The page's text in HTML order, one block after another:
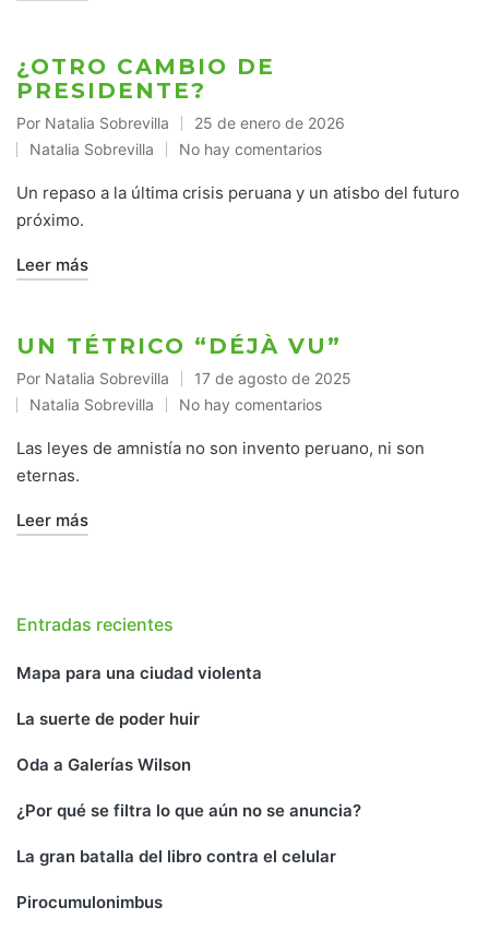
¿OTRO CAMBIO DE
PRESIDENTE?
Publicado
por
Por Natalia Sobrevilla 25 de enero de 2026
Publicado
en
Natalia Sobrevilla No hay comentarios
Un repaso a la última crisis peruana y un atisbo del futuro
próximo.
Leer más
UN TÉTRICO “DÉJÀ VU”
Publicado
por
Por Natalia Sobrevilla 17 de agosto de 2025
Publicado
en
Natalia Sobrevilla No hay comentarios
Las leyes de amnistía no son invento peruano, ni son
eternas.
Leer más
Entradas recientes
Mapa para una ciudad violenta
La suerte de poder huir
Oda a Galerías Wilson
¿Por qué se filtra lo que aún no se anuncia?
La gran batalla del libro contra el celular
Pirocumulonimbus